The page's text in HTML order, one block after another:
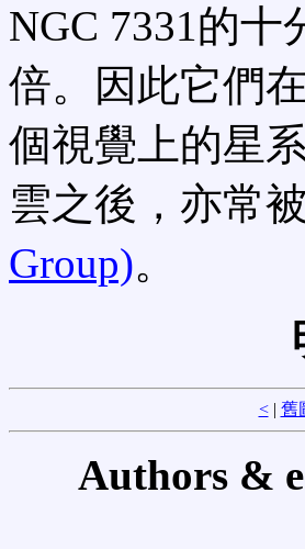
NGC 7331的
倍。因此它們
個視覺上的星
雲之後，亦常
Group)。
<| 舊
Authors &